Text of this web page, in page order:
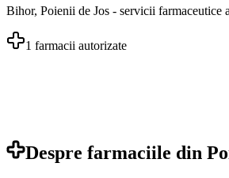
Bihor, Poienii de Jos - servicii farmaceutice
1 farmacii autorizate
Despre farmaciile din